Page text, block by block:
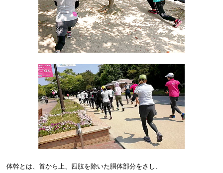
体幹とは、首から上、四肢を除いた胴体部分をさし、